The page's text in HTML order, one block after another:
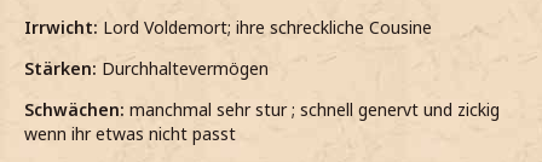
Irrwicht: Lord Voldemort; ihre schreckliche Cousine
Stärken: Durchhaltevermögen
Schwächen: manchmal sehr stur ; schnell genervt und zickig
wenn ihr etwas nicht passt